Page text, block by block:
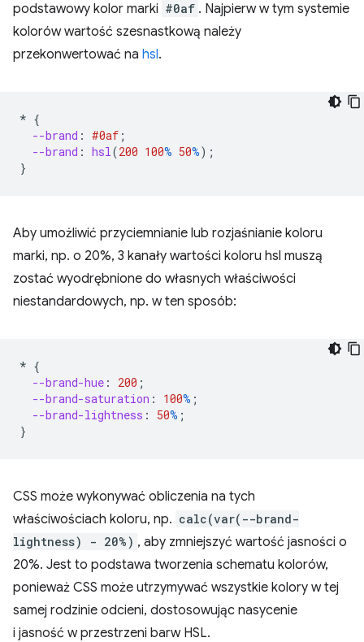
podstawowy kolor marki #0af . Najpierw w tym systemie
kolorów wartość szesnastkową należy
przekonwertować na hsl.
* {
--brand : #0af ;
--brand : hsl(200 100% 50%);
}
Aby umożliwić przyciemnianie lub rozjaśnianie koloru
marki, np. o 20%, 3 kanały wartości koloru hsl muszą
zostać wyodrębnione do własnych właściwości
niestandardowych, np. w ten sposób:
* {
--brand-hue : 200 ;
--brand-saturation : 100% ;
--brand-lightness : 50% ;
}
CSS może wykonywać obliczenia na tych
właściwościach koloru, np. calc(var(--brand-
lightness) - 20%) , aby zmniejszyć wartość jasności o
20%. Jest to podstawa tworzenia schematu kolorów,
ponieważ CSS może utrzymywać wszystkie kolory w tej
samej rodzinie odcieni, dostosowując nasycenie
i jasność w przestrzeni barw HSL.